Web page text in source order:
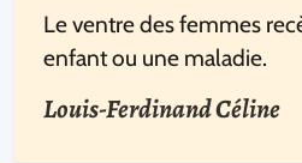
Le ventre des femmes
enfant ou une maladie.
Louis-Ferdinand Céline